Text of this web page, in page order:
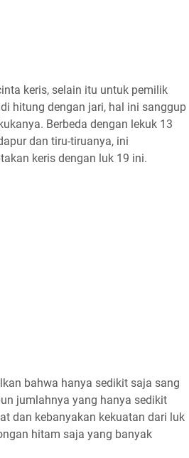
keris, selain itu untuk pemilik
hitung dengan jari, hal ini sanggup
Berbeda dengan lekuk 13
dan tiru-tiruanya, ini
keris dengan luk 19 ini.
bahwa hanya sedikit saja sang
jumlahnya yang hanya sedikit
dan kebanyakan kekuatan dari luk
hitam saja yang banyak